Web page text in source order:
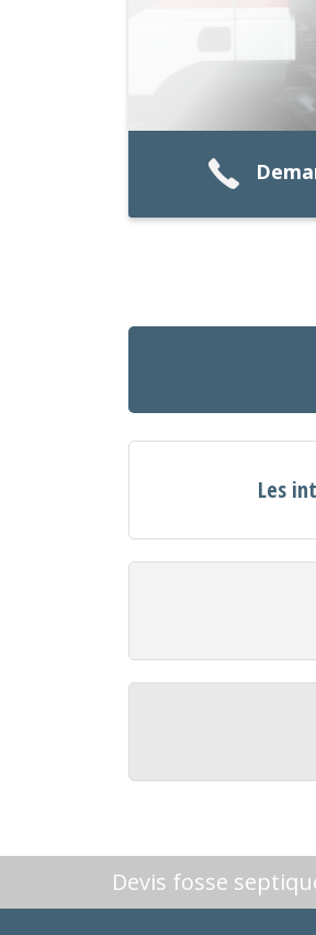
Les
Devis fosse